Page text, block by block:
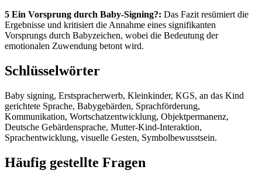
5 Ein Vorsprung durch Baby-Signing?: Das Fazit resümiert die
Ergebnisse und kritisiert die Annahme eines signifikanten
Vorsprungs durch Babyzeichen, wobei die Bedeutung der
emotionalen Zuwendung betont wird.
Schlüsselwörter
Baby signing, Erstspracherwerb, Kleinkinder, KGS, an das Kind
gerichtete Sprache, Babygebärden, Sprachförderung,
Kommunikation, Wortschatzentwicklung, Objektpermanenz,
Deutsche Gebärdensprache, Mutter-Kind-Interaktion,
Sprachentwicklung, visuelle Gesten, Symbolbewusstsein.
Häufig gestellte Fragen